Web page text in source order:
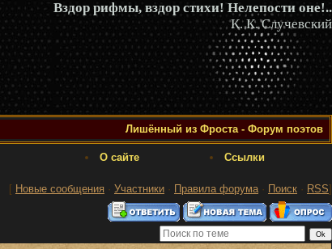
Вздор рифмы, вздор стихи! Нелепости оне!..
К. К. Случевский
Лишённый из Фроста - Форум поэтов
О сайте Ссылки
[ Новые сообщения · Участники · Правила форума· Поиск · RSS]